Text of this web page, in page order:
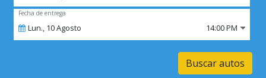
Fecha de entrega
Lun., 10Agosto 14:00 PM
Buscar autos